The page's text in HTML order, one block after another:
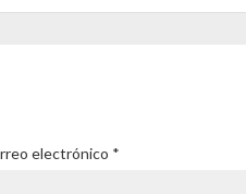
electrónico *